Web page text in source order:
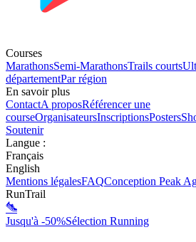
Courses
MarathonsSemi-MarathonsTrails courts
départementPar région
En savoir plus
ContactA proposRéférencer une
courseOrganisateursInscriptionsPosters
Soutenir
Langue :
Français
English
Mentions légalesFAQConception Peak
RunTrail
Jusqu'à -50%Sélection Running